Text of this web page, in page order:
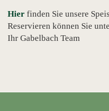
Hier finden Sie unsere
Reservieren können Sie
Ihr Gabelbach Team